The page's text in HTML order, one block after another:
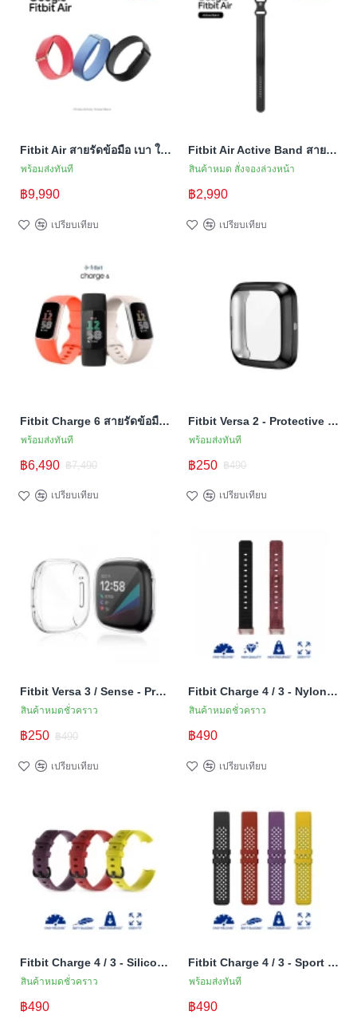
Fitbit Air สายรัดข้อมือ เบา ใส่สบาย ติดตามสุขภาพได้ 24 ชั่วโมง
พร้อมส่งทันที
฿9,990
เปรียบเทียบ
Fitbit Air Active Band สายซิลิโคนสำหรับ Fitbit Air
สินค้าหมด สั่งจองล่วงหน้า
฿2,990
เปรียบเทียบ
Fitbit Charge 6 สายรัดข้อมือวัดชีพจร GPS ออกกำลังกาย หน้าจอสี AMOLED
พร้อมส่งทันที
฿6,490 ฿7,490
เปรียบเทียบ
Fitbit Versa 2 - Protective Case (TSM Band) เคส TPU ป้องกันตัวเรือน/หน้าจอ (Premium)
พร้อมส่งทันที
฿250 ฿490
เปรียบเทียบ
Fitbit Versa 3 / Sense - Protective Case (TSM Band) เคส TPU ป้องกันตัวเรือน/หน้าจอ (Premium)
สินค้าหมดชั่วคราว
฿250 ฿490
เปรียบเทียบ
Fitbit Charge 4 / 3 - Nylon Band (One Size) (TSM Band) สายไนล่อน (Premium)
สินค้าหมดชั่วคราว
฿490
เปรียบเทียบ
Fitbit Charge 4 / 3 - Silicone Band (TSM Band) สายซิลิโคน (M/L) (Premium)
สินค้าหมดชั่วคราว
฿490
Fitbit Charge 4 / 3 - Sport Band (TSM Band) สายสปอร์ต (M/L) (Premium)
พร้อมส่งทันที
฿490